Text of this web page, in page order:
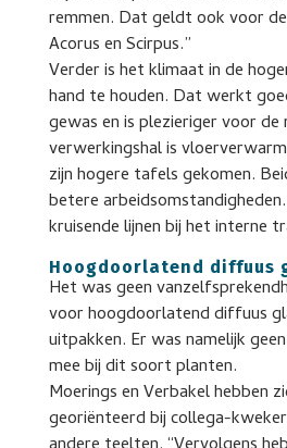
remmen. Dat geldt ook voor
Acorus en Scirpus.”
Verder is het klimaat in de
hand te houden. Dat werkt
gewas en is plezieriger voor
verwerkingshal is
zijn hogere tafels gekomen.
betere
kruisende lijnen bij het interne
Hoogdoorlatend diffuus
Het was geen
voor hoogdoorlatend diffuus
uitpakken. Er was namelijk
mee bij dit soort planten.
Moerings en Verbakel hebben
georiënteerd bij collega-